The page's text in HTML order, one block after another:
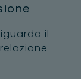
il